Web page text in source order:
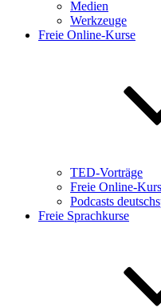
Medien
Werkzeuge
Freie Online-Kurse
TED-Vorträge
Freie Online-
Podcasts
Freie Sprachkurse